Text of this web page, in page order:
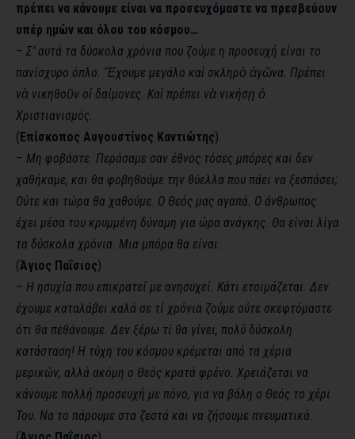
πρέπει να κάνουμε είναι να προσευχόμαστε να πρεσβεύουν
υπέρ ημών και όλου του κόσμου…
– Σ’ αυτά τα δύσκολα χρόνια που ζούμε η προσευχή είναι το
πανίσχυρο όπλο. Ἔχουμε μεγάλο καὶ σκληρὸ ἀγῶνα. Πρέπει
νὰ νικηθοῦν οἱ δαίμονες. Kαὶ πρέπει νὰ νικήσῃ ὁ
Χριστιανισμός.
( Επίσκοπος Αυγουστίνος Καντιώτης)
– Μη φοβάστε. Περάσαμε σαν έθνος τόσες μπόρες και δεν
χαθήκαμε, και θα φοβηθούμε την θύελλα που πάει να ξεσπάσει;
Ούτε και τώρα θα χαθούμε. Ο Θεός μας αγαπά. Ο άνθρωπος
έχει μέσα του κρυμμένη δύναμη για ώρα ανάγκης. Θα είναι λίγα
τα δύσκολα χρόνια. Μια μπόρα θα είναι.
(Άγιος Παΐσιος)
– Η ησυχία που επικρατεί με ανησυχεί. Κάτι ετοιμάζεται. Δεν
έχουμε καταλάβει καλά σε τί χρόνια ζούμε ούτε σκεφτόμαστε
ότι θα πεθάνουμε. Δεν ξέρω τί θα γίνει, πολύ δύσκολη
κατάσταση! Η τύχη του κόσμου κρέμεται από τα χέρια
μερικών, αλλά ακόμη ο Θεός κρατά φρένο. Χρειάζεται να
κάνουμε πολλή προσευχή με πόνο, για να βάλη ο Θεός το χέρι
Του. Να το πάρουμε στα ζεστά και να ζήσουμε πνευματικά.